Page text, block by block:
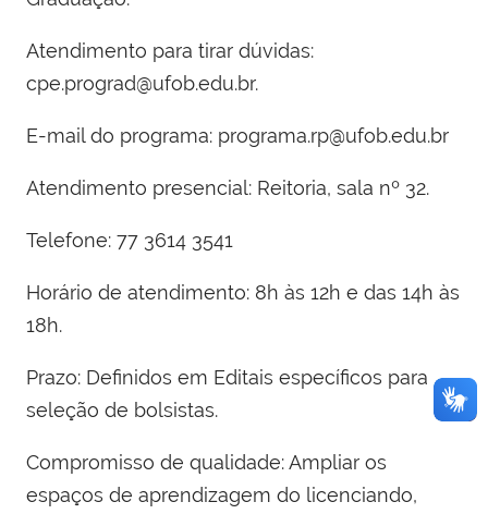
Atendimento para tirar dúvidas:
cpe.prograd@ufob.edu.br.
E-mail do programa: programa.rp@ufob.edu.br
Atendimento presencial: Reitoria, sala nº 32.
Telefone: 77 3614 3541
Horário de atendimento: 8h às 12h e das 14h às
18h.
Prazo: Definidos em Editais específicos para
seleção de bolsistas.
Compromisso de qualidade: Ampliar os
espaços de aprendizagem do licenciando,